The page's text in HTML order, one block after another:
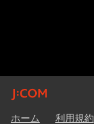
ホーム 利用規約